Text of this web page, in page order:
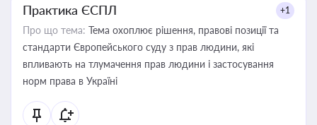
Практика ЄСПЛ +1
Про що тема: Тема охоплює рішення, правові позиції та
стандарти Європейського суду з прав людини, які
впливають на тлумачення прав людини і застосування
норм права в Україні